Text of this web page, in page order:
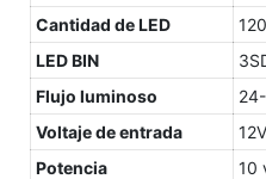
Cantidad de LED
LED BIN
Flujo luminoso
Voltaje de entrada
Potencia
10